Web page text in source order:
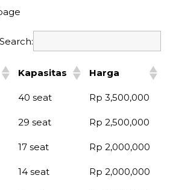
Search:
Kapasitas Harga
40 seat Rp 3,500,000
29 seat Rp 2,500,000
17 seat Rp 2,000,000
14 seat Rp 2,000,000